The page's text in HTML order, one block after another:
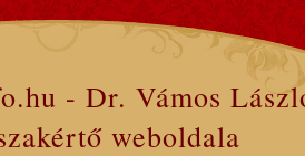
- Dr. Vámos
weboldala